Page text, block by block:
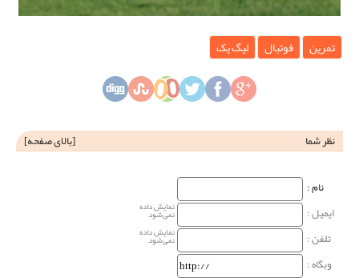
تمرین فوتبال لیگ یک
نظر شما [بالای صفحه]
نام‌ :
ایمیل :
نمایش داده
نمی‌شود
تلفن : نمایش داده
نمی‌شود
وبگاه‌ :